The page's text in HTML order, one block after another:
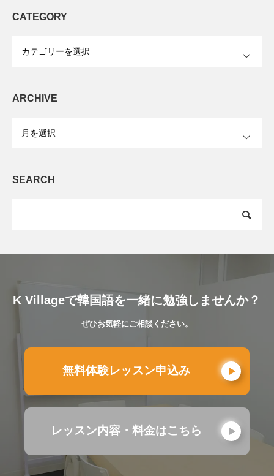
CATEGORY
ARCHIVE
SEARCH
K Villageで韓国語を一緒に勉強しませんか？
ぜひお気軽にご相談ください。
無料体験レッスン申込み
レッスン内容・料金はこちら